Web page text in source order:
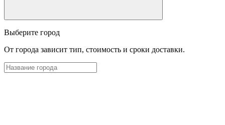
Выберите город
От города зависит тип, стоимость и сроки доставки.